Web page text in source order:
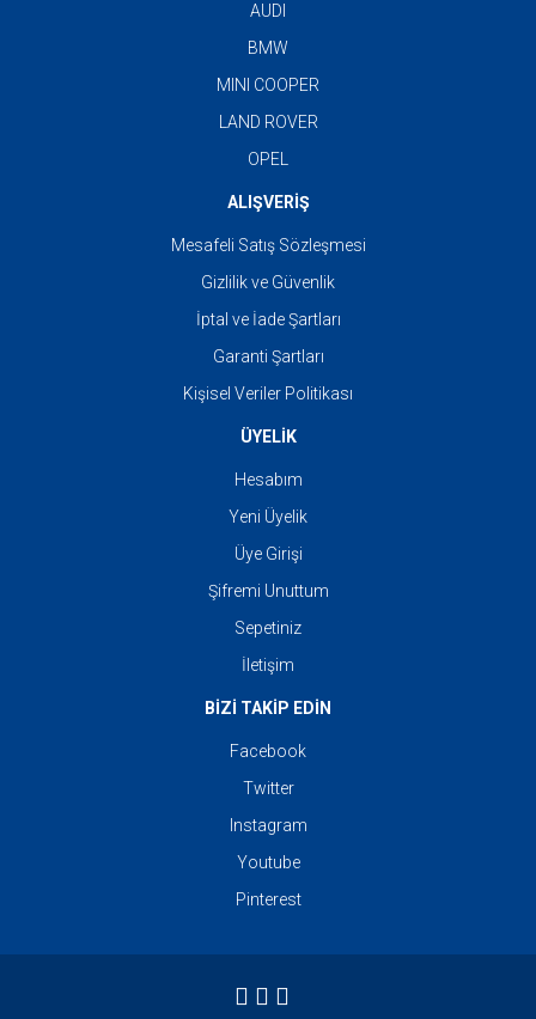
AUDI
BMW
MINI COOPER
LAND ROVER
OPEL
ALIŞVERİŞ
Mesafeli Satış Sözleşmesi
Gizlilik ve Güvenlik
İptal ve İade Şartları
Garanti Şartları
Kişisel Veriler Politikası
ÜYELİK
Hesabım
Yeni Üyelik
Üye Girişi
Şifremi Unuttum
Sepetiniz
İletişim
BİZİ TAKİP EDİN
Facebook
Twitter
Instagram
Youtube
Pinterest